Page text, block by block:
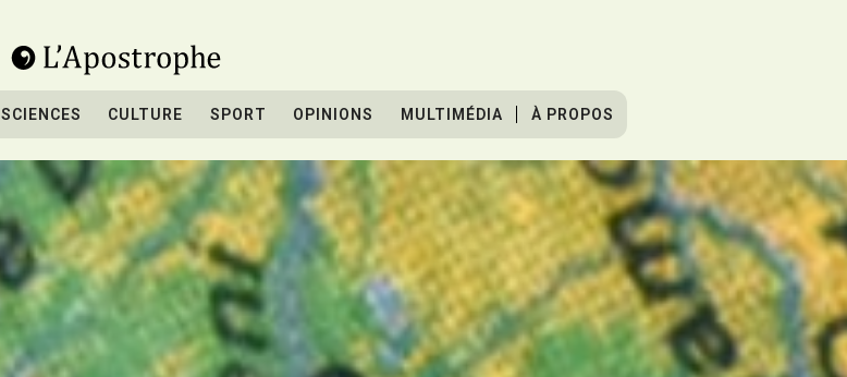
SCIENCES CULTURE SPORT OPINIONS MULTIMÉDIA À PROPOS